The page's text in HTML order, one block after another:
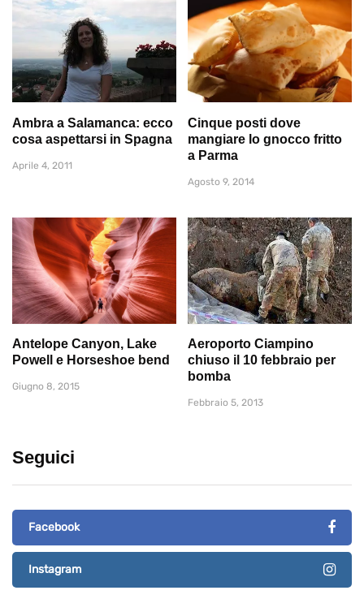
Ambra a Salamanca: ecco
cosa aspettarsi in Spagna
Aprile 4, 2011
Cinque posti dove
mangiare lo gnocco fritto
a Parma
Agosto 9, 2014
Antelope Canyon, Lake
Powell e Horseshoe bend
Giugno 8, 2015
Aeroporto Ciampino
chiuso il 10 febbraio per
bomba
Febbraio 5, 2013
Seguici
Facebook
Instagram